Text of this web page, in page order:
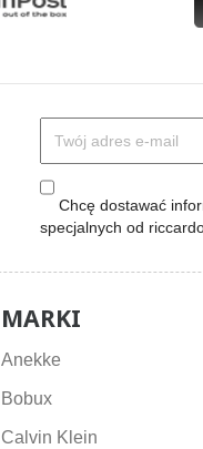
Chcę dostawać
specjalnych od
MARKI
Anekke
Bobux
Calvin Klein